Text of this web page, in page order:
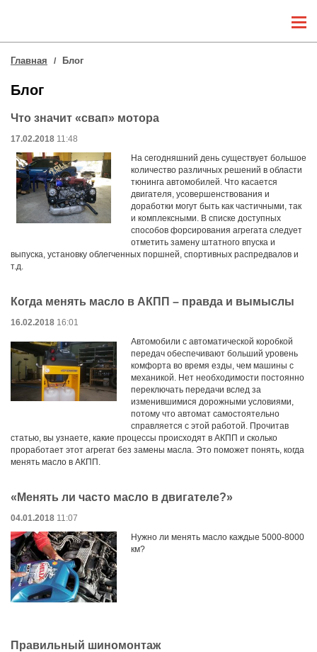
Главная Блог
Блог
Что значит «свап» мотора
17.02.2018 11:48
На сегодняшний день существует большое
количество различных решений в области
тюнинга автомобилей. Что касается
двигателя, усовершенствования и
доработки могут быть как частичными, так
и комплексными. В списке доступных
способов форсирования агрегата следует
отметить замену штатного впуска и
выпуска, установку облегченных поршней, спортивных распредвалов и
т.д.
Когда менять масло в АКПП – правда и вымыслы
16.02.2018 16:01
Автомобили с автоматической коробкой
передач обеспечивают больший уровень
комфорта во время езды, чем машины с
механикой. Нет необходимости постоянно
переключать передачи вслед за
изменившимися дорожными условиями,
потому что автомат самостоятельно
справляется с этой работой. Прочитав
статью, вы узнаете, какие процессы происходят в АКПП и сколько
проработает этот агрегат без замены масла. Это поможет понять, когда
менять масло в АКПП.
«Менять ли часто масло в двигателе?»
04.01.2018 11:07
Нужно ли менять масло каждые 5000-8000
км?
Правильный шиномонтаж